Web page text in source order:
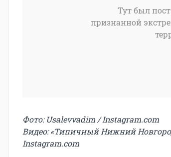
Тут был
признанной
Фото: Usalevvadim / Instagram.com
Видео: «Типичный Нижний
Instagram.com